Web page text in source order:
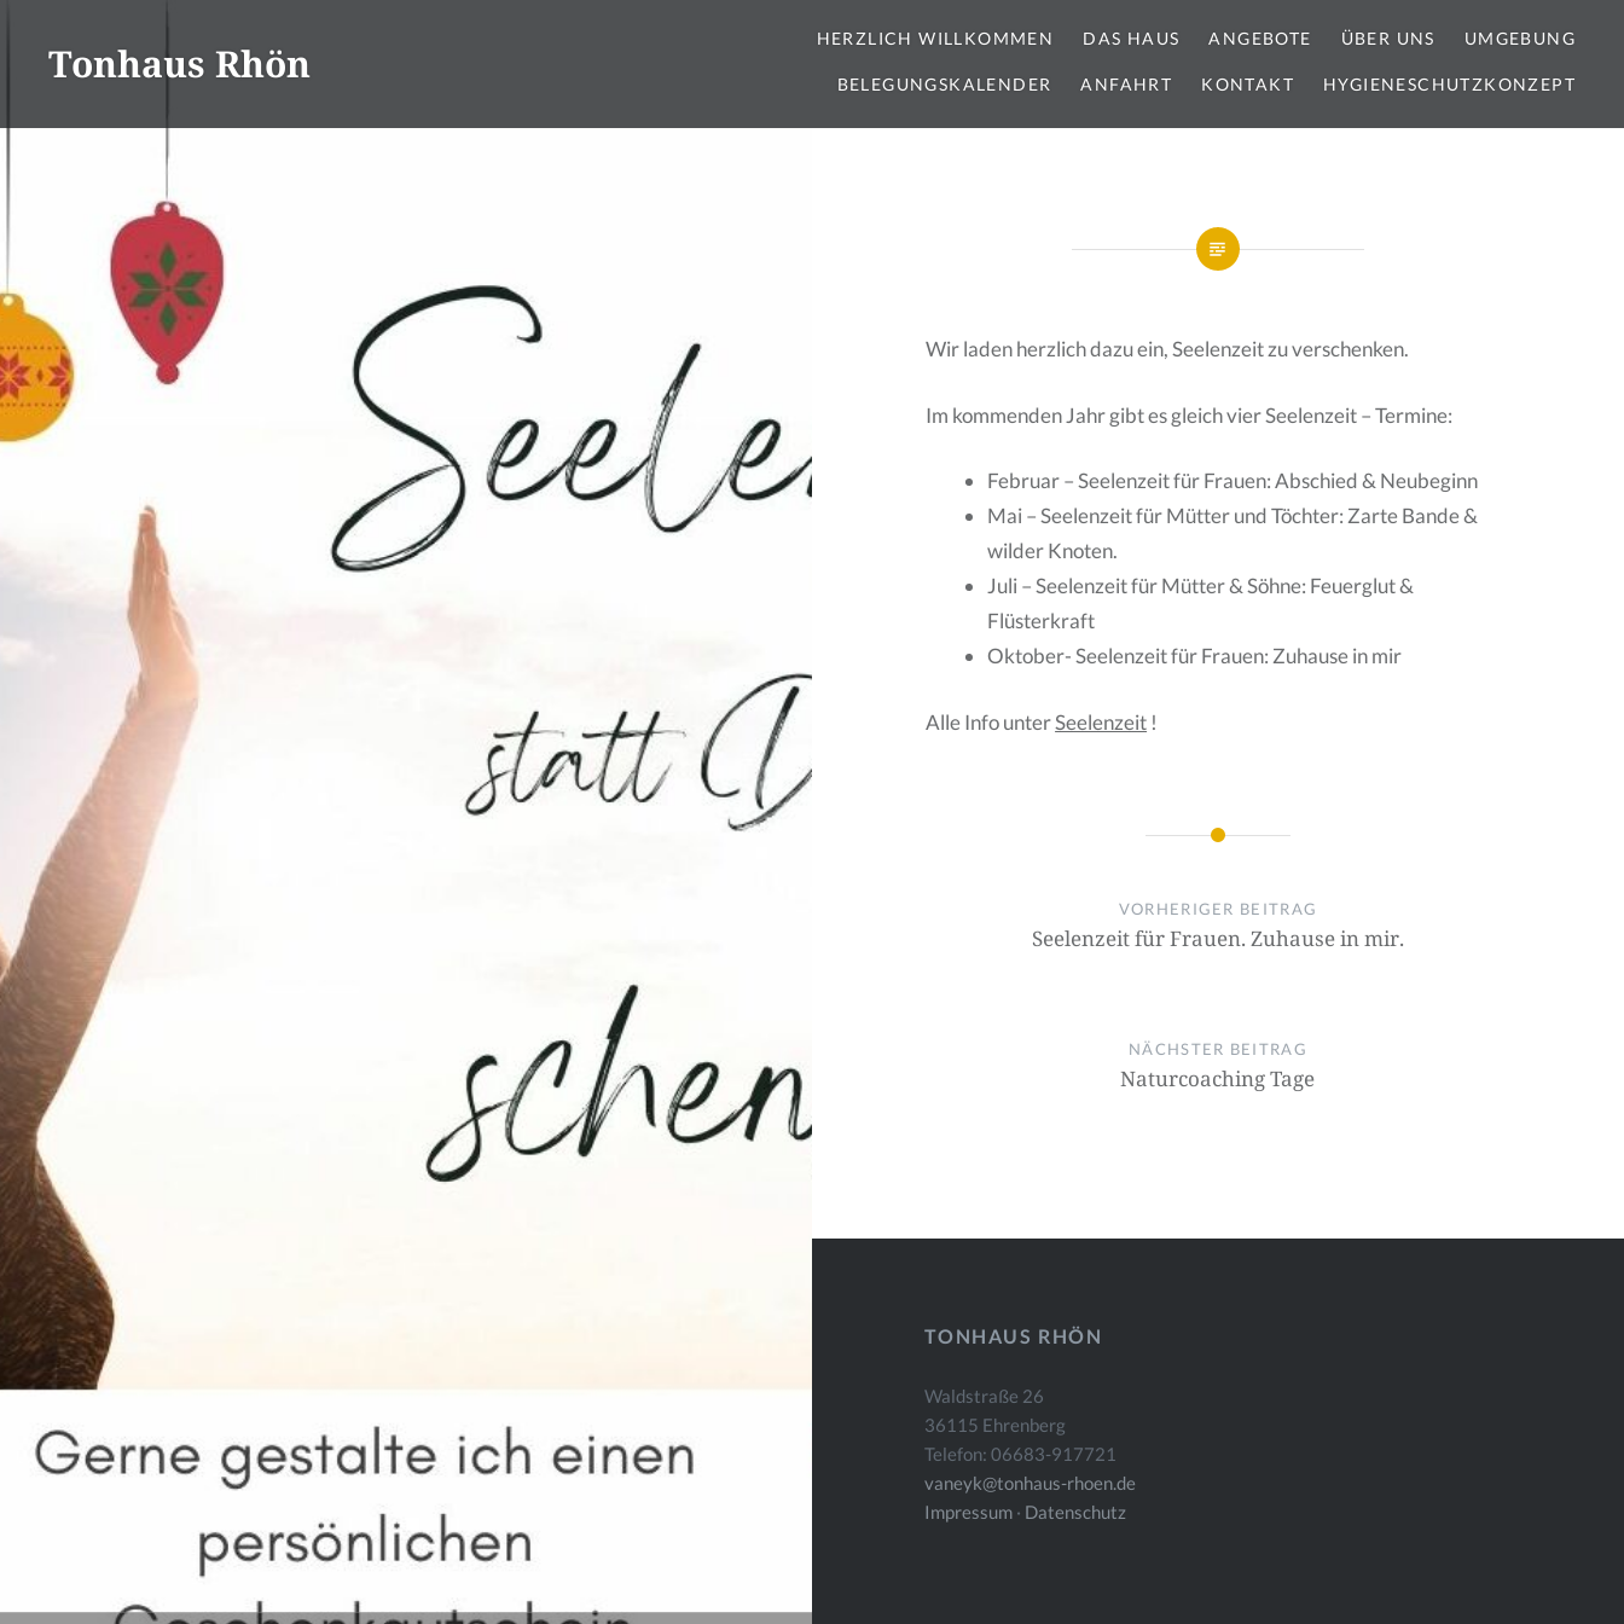
Tonhaus Rhön
HERZLICH WILLKOMMEN DAS HAUS ANGEBOTE ÜBER UNS UMGEBUNG
BELEGUNGSKALENDER ANFAHRT KONTAKT HYGIENESCHUTZKONZEPT
Wir laden herzlich dazu ein, Seelenzeit zu verschenken.
Im kommenden Jahr gibt es gleich vier Seelenzeit – Termine:
Februar – Seelenzeit für Frauen: Abschied & Neubeginn
Mai – Seelenzeit für Mütter und Töchter: Zarte Bande &
wilder Knoten.
Juli – Seelenzeit für Mütter & Söhne: Feuerglut &
Flüsterkraft
Oktober- Seelenzeit für Frauen: Zuhause in mir
Alle Info unterSeelenzeit !
VORHERIGER BEITRAG
Seelenzeit für Frauen. Zuhause in mir.
NÄCHSTER BEITRAG
Naturcoaching Tage
TONHAUS RHÖN
Waldstraße 26
36115 Ehrenberg
Telefon: 06683-917721
vaneyk@tonhaus-rhoen.de
Impressum · Datenschutz